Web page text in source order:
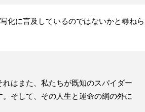
化に言及しているのではないかと尋ねら
はまた、私たちが既知のスパイダー
そして、その人生と運命の網の外に